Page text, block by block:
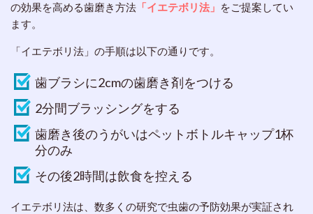
の効果を高める歯磨き方法 「イエテボリ法」 をご提案してい
ます。
「イエテボリ法」の手順は以下の通りです。
歯ブラシに2cmの歯磨き剤をつける
2分間ブラッシングをする
歯磨き後のうがいはペットボトルキャップ1杯
分のみ
その後2時間は飲食を控える
イエテボリ法は、数多くの研究で虫歯の予防効果が実証され